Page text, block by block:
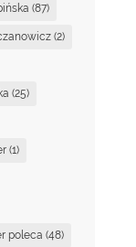
(87)
(2)
(25)
(1)
poleca (48)